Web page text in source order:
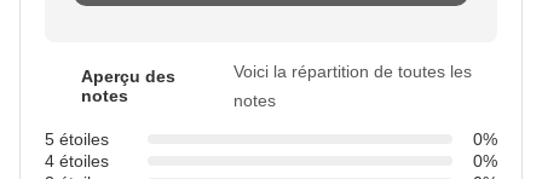
Aperçu des
notes
Voici la répartition de toutes les
notes
5 étoiles
0%
4 étoiles
0%